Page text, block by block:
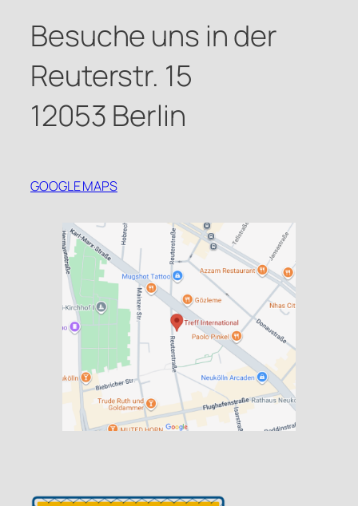
Besuche uns in der
Reuterstr. 15
12053 Berlin
GOOGLE MAPS